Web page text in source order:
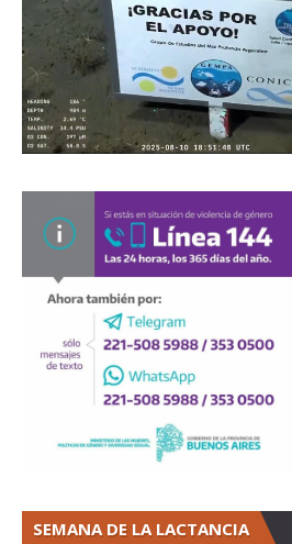
SEMANA DE LA LACTANCIA